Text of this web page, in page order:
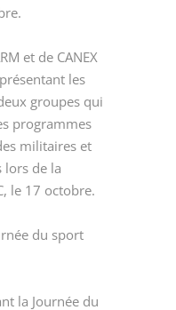
et de CANEX
les
groupes qui
programmes
militaires et
lors de la
le 17 octobre.
du sport
la Journée du